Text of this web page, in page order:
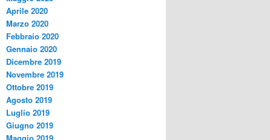
Aprile 2020
Marzo 2020
Febbraio 2020
Gennaio 2020
Dicembre 2019
Novembre 2019
Ottobre 2019
Agosto 2019
Luglio 2019
Giugno 2019